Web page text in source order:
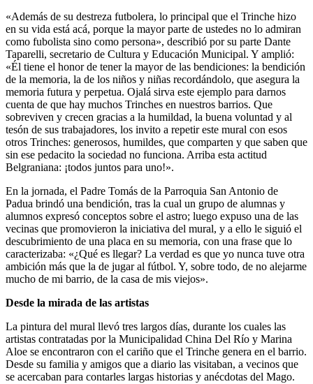
«Además de su destreza futbolera, lo principal que el Trinche hizo
en su vida está acá, porque la mayor parte de ustedes no lo admiran
como fubolista sino como persona», describió por su parte Dante
Taparelli, secretario de Cultura y Educación Municipal. Y amplió:
«Él tiene el honor de tener la mayor de las bendiciones: la bendición
de la memoria, la de los niños y niñas recordándolo, que asegura la
memoria futura y perpetua. Ojalá sirva este ejemplo para darnos
cuenta de que hay muchos Trinches en nuestros barrios. Que
sobreviven y crecen gracias a la humildad, la buena voluntad y al
tesón de sus trabajadores, los invito a repetir este mural con esos
otros Trinches: generosos, humildes, que comparten y que saben que
sin ese pedacito la sociedad no funciona. Arriba esta actitud
Belgraniana: ¡todos juntos para uno!».
En la jornada, el Padre Tomás de la Parroquia San Antonio de
Padua brindó una bendición, tras la cual un grupo de alumnas y
alumnos expresó conceptos sobre el astro; luego expuso una de las
vecinas que promovieron la iniciativa del mural, y a ello le siguió el
descubrimiento de una placa en su memoria, con una frase que lo
caracterizaba: «¿Qué es llegar? La verdad es que yo nunca tuve otra
ambición más que la de jugar al fútbol. Y, sobre todo, de no alejarme
mucho de mi barrio, de la casa de mis viejos».
Desde la mirada de las artistas
La pintura del mural llevó tres largos días, durante los cuales las
artistas contratadas por la Municipalidad China Del Río y Marina
Aloe se encontraron con el cariño que el Trinche genera en el barrio.
Desde su familia y amigos que a diario las visitaban, a vecinos que
se acercaban para contarles largas historias y anécdotas del Mago.